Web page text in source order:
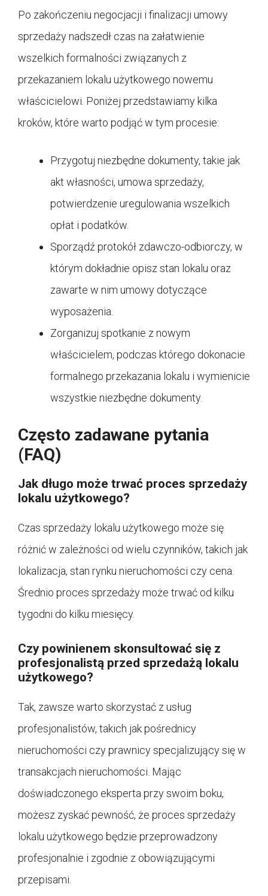
Po zakończeniu negocjacji i finalizacji umowy
sprzedaży nadszedł czas na załatwienie
wszelkich formalności związanych z
przekazaniem lokalu użytkowego nowemu
właścicielowi. Poniżej przedstawiamy kilka
kroków, które warto podjąć w tym procesie:
Przygotuj niezbędne dokumenty, takie jak
akt własności, umowa sprzedaży,
potwierdzenie uregulowania wszelkich
opłat i podatków.
Sporządź protokół zdawczo-odbiorczy, w
którym dokładnie opisz stan lokalu oraz
zawarte w nim umowy dotyczące
wyposażenia.
Zorganizuj spotkanie z nowym
właścicielem, podczas którego dokonacie
formalnego przekazania lokalu i wymienicie
wszystkie niezbędne dokumenty.
Często zadawane pytania
(FAQ)
Jak długo może trwać proces sprzedaży
lokalu użytkowego?
Czas sprzedaży lokalu użytkowego może się
różnić w zależności od wielu czynników, takich jak
lokalizacja, stan rynku nieruchomości czy cena.
Średnio proces sprzedaży może trwać od kilku
tygodni do kilku miesięcy.
Czy powinienem skonsultować się z
profesjonalistą przed sprzedażą lokalu
użytkowego?
Tak, zawsze warto skorzystać z usług
profesjonalistów, takich jak pośrednicy
nieruchomości czy prawnicy specjalizujący się w
transakcjach nieruchomości. Mając
doświadczonego eksperta przy swoim boku,
możesz zyskać pewność, że proces sprzedaży
lokalu użytkowego będzie przeprowadzony
profesjonalnie i zgodnie z obowiązującymi
przepisami.